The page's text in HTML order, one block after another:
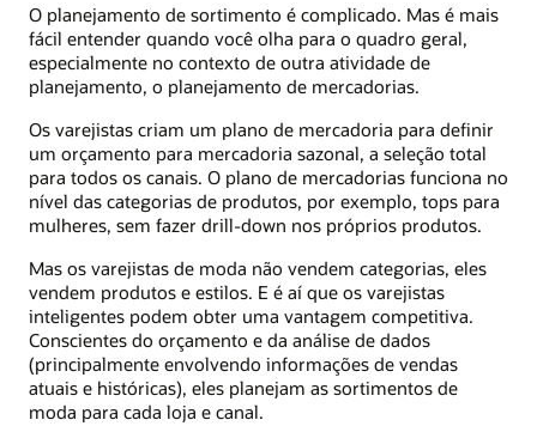
O planejamento de sortimento é complicado. Mas é mais
fácil entender quando você olha para o quadro geral,
especialmente no contexto de outra atividade de
planejamento, o planejamento de mercadorias.
Os varejistas criam um plano de mercadoria para definir
um orçamento para mercadoria sazonal, a seleção total
para todos os canais. O plano de mercadorias funciona no
nível das categorias de produtos, por exemplo, tops para
mulheres, sem fazer drill-down nos próprios produtos.
Mas os varejistas de moda não vendem categorias, eles
vendem produtos e estilos. E é aí que os varejistas
inteligentes podem obter uma vantagem competitiva.
Conscientes do orçamento e da análise de dados
(principalmente envolvendo informações de vendas
atuais e históricas), eles planejam as sortimentos de
moda para cada loja e canal.